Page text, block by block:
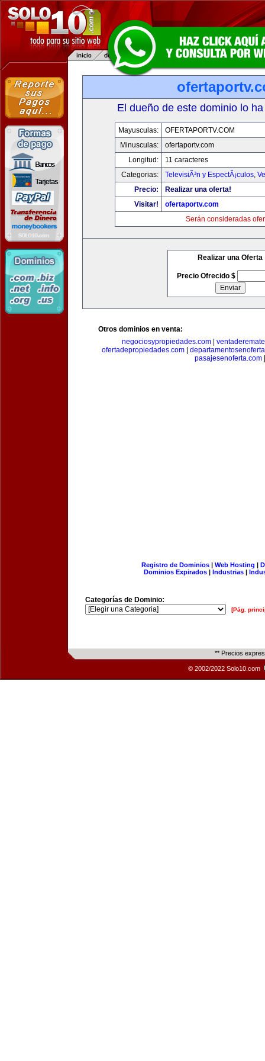
El dueño de este dominio lo
Mayusculas:
OFERTAPORTV.COM
Minusculas:
ofertaportv.com
Longitud:
11 caracteres
Categorias:
TelevisiÃ³n y EspectÃ¡culos,
Precio:
Realizar una oferta!
Visitar!
ofertaportv.com
Serán consideradas
Realizar una Oferta
Precio Ofrecido $
Otros dominios en venta:
negociosypropiedades.com
ofertadepropiedades.com
pasajesenoferta.com
Registro de Dominios| Web Hosting |
Dominios Expirados | Industrias |
Categorías de Dominio:
[Pág.
** Precios
© 2002/2022 Solo10.com